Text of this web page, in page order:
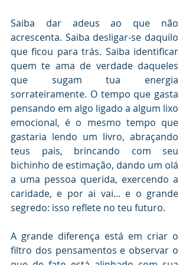
Saiba dar adeus ao que não
acrescenta. Saiba desligar-se daquilo
que ficou para trás. Saiba identificar
quem te ama de verdade daqueles
que sugam tua energia
sorrateiramente. O tempo que gasta
pensando em algo ligado a algum lixo
emocional, é o mesmo tempo que
gastaria lendo um livro, abraçando
teus pais, brincando com seu
bichinho de estimação, dando um olá
a uma pessoa querida, exercendo a
caridade, e por ai vai... e o grande
segredo: isso reflete no teu futuro.
A grande diferença está em criar o
filtro dos pensamentos e observar o